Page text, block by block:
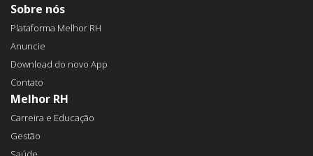
Sobre nós
Plataforma Melhor RH
Anuncie
Download do novo App
Contato
Melhor RH
Carreira e Educação
Gestão